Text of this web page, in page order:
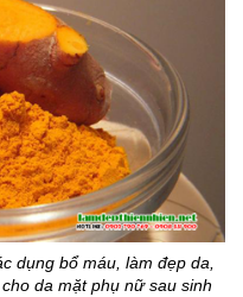
dụng bổ máu, làm đẹp da,
da mặt phụ nữ sau sinh